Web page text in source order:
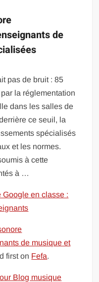
de
pas de bruit : 85
la réglementation
dans les salles de
ce seuil, la
spécialisés
et les normes.
à cette
à …
Google en classe :
de musique et
first on Fefa.
Blog musique